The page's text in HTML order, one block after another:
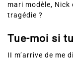
mari modèle,
tragédie ?
Tue-moi si
II m’arrive de me